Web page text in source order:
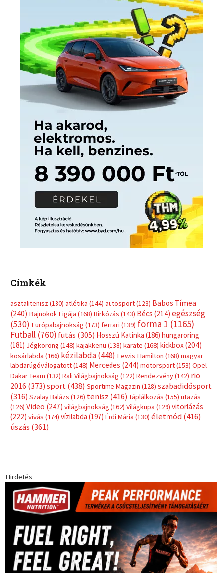
Címkék
asztalitenisz (130) atlétika (144) autosport(123) Babos Tímea
(240) Bajnokok Ligája (168) Birkózás (143) Bécs (214) egészség
(530) Európabajnokság (173) ferrari (139) forma 1 (1165)
Futball (760) futás (305) Hosszú Katinka (186) hungaroring
(181) Jégkorong (148) kajakkenu (138) karate (168) kickbox(204)
kosárlabda (166) kézilabda(448) Lewis Hamilton (168) magyar
labdarúgóválogatott(148) Mercedes (244) motorsport(153) Opel
Dakar Team (132) Rali Világbajnokság (122) Rendezvény(142) rio
2016 (373) sport(438) Sportime Magazin (128) szabadidősport
(316) Szalay Balázs (126) tenisz (416) táplálkozás (155) utazás
(126) Video (247) világbajnokság (162) Világkupa (129) vitorlázás
(222) vívás (174) vízilabda (197) Érdi Mária (130) életmód(416)
úszás (361)
Hirdetés